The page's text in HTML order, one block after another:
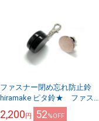
ファスナー閉め忘れ防止鈴
hiramake ピタ鈴★ ファスナ
ー1つ用 ブラック
2,200円 52%OFF